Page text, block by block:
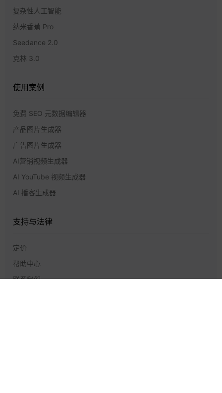
复杂性人工智能
纳米香蕉 Pro
Seedance 2.0
克林 3.0
使用案例
免费 SEO 元数据编辑器
产品图片生成器
广告图片生成器
AI营销视频生成器
AI YouTube 视频生成器
AI 播客生成器
支持与法律
定价
帮助中心
联系我们